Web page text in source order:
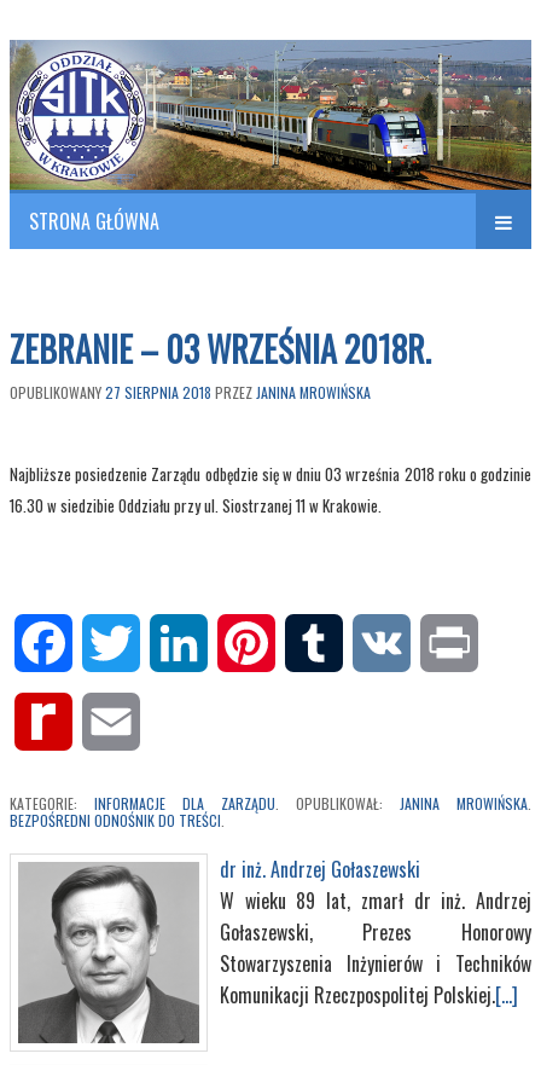
SITK RP Oddział w KRAKOWIE
Polish Association of Engineers & Technicians of Transportation
STRONA GŁÓWNA
ZEBRANIE – 03 WRZEŚNIA 2018R.
OPUBLIKOWANY27 SIERPNIA 2018 PRZEZ JANINA MROWIŃSKA
Najbliższe posiedzenie Zarządu odbędzie się w dniu 03 września 2018 roku o godzinie
16.30 w siedzibie Oddziału przy ul. Siostrzanej 11 w Krakowie.
Facebook Twitter LinkedIn Pinterest Tumblr VK
Rediff
KATEGORIE: INFORMACJE DLA ZARZĄDU . OPUBLIKOWAŁ: JANINA MROWIŃSKA
BEZPOŚREDNI ODNOŚNIK DO TREŚCI
dr inż. Andrzej Gołaszewski
W wieku 89 lat, zmarł dr inż. Andrzej
Gołaszewski, Prezes Honorowy
Stowarzyszenia Inżynierów i Techników
Komunikacji Rzeczpospolitej Polskiej.[...]